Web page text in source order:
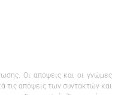
Οι απόψεις και οι γνώμες
τις απόψεις των συντακτών και